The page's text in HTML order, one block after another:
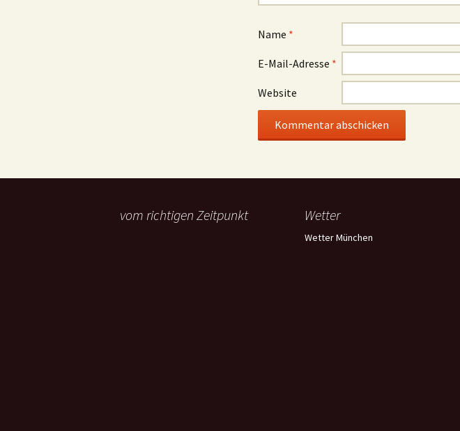
Name *
E-Mail-Adresse *
Website
vom richtigen Zeitpunkt Wetter
Wetter München